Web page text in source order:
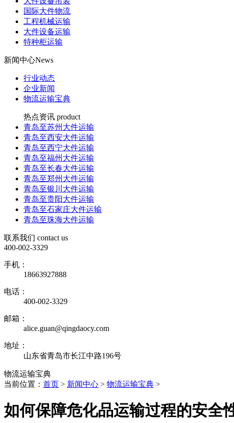
国际大件物流
工程机械运输
大件设备运输
特种柜运输
新闻中心News
行业动态
企业新闻
物流运输宝典
热点资讯 product
青岛至苏州大件运输
青岛至西安大件运输
青岛至西宁大件运输
青岛至福州大件运输
青岛至长春大件运输
青岛至郑州大件运输
青岛至银川大件运输
青岛至贵阳大件运输
青岛至石家庄大件运输
青岛至珠海大件运输
联系我们 contact us
400-002-3329
手机：
18663927888
电话：
400-002-3329
邮箱：
alice.guan@qingdaocy.com
地址：
山东省青岛市长江中路196号
物流运输宝典
当前位置： 首页 > 新闻中心 > 物流运输宝典 >
如何保障危化品运输过程的安全